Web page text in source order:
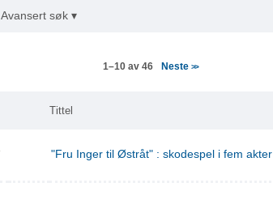
Avansert søk ▾
1–10 av 46 Neste>>
Tittel
"Fru Inger til Østråt" : skodespel i fem akter